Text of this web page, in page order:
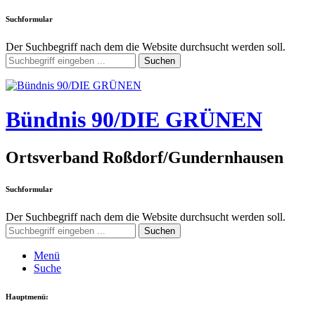
Suchformular
Der Suchbegriff nach dem die Website durchsucht werden soll.
Suchen
Bündnis 90/DIE GRÜNEN
Ortsverband Roßdorf/Gundernhausen
Suchformular
Der Suchbegriff nach dem die Website durchsucht werden soll.
Suchen
Menü
Suche
Hauptmenü: